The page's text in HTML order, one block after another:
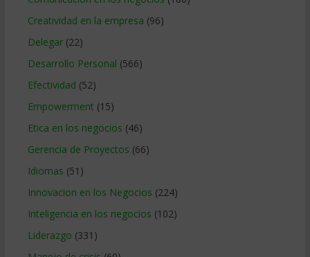
Creatividad en la empresa (96)
Delegar(22)
Desarrollo Personal (566)
Efectividad (52)
Empowerment (15)
Etica en los negocios (46)
Gerencia de Proyectos (66)
Idiomas (51)
Innovacion en los Negocios (224)
Inteligencia en los negocios (102)
Liderazgo (331)